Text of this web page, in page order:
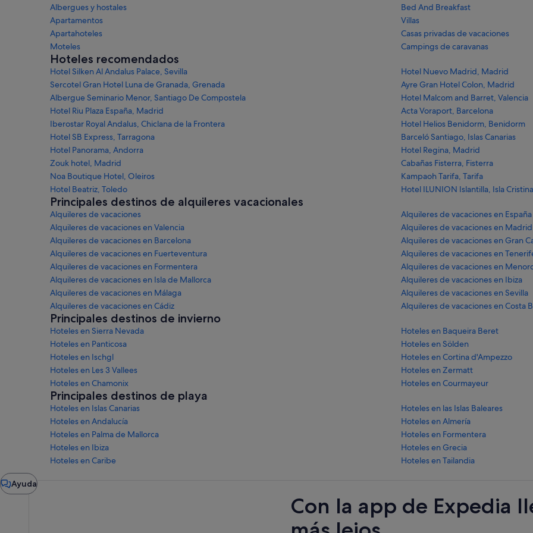
Albergues y hostales
Bed And Breakfast
Apartamentos
Villas
Apartahoteles
Casas privadas de vacaciones
Moteles
Campings de caravanas
Hoteles recomendados
Hotel Silken Al Andalus Palace, Sevilla
Hotel Nuevo Madrid, Madrid
Sercotel Gran Hotel Luna de Granada, Grenada
Ayre Gran Hotel Colon, Madrid
Albergue Seminario Menor, Santiago De Compostela
Hotel Malcom and Barret, Valencia
Hotel Riu Plaza España, Madrid
Acta Voraport, Barcelona
Iberostar Royal Andalus, Chiclana de la Frontera
Hotel Helios Benidorm, Benidorm
Hotel SB Express, Tarragona
Barceló Santiago, Islas Canarias
Hotel Panorama, Andorra
Hotel Regina, Madrid
Zouk hotel, Madrid
Cabañas Fisterra, Fisterra
Noa Boutique Hotel, Oleiros
Kampaoh Tarifa, Tarifa
Hotel Beatriz, Toledo
Hotel ILUNION Islantilla, Isla Cristina
Principales destinos de alquileres vacacionales
Alquileres de vacaciones
Alquileres de vacaciones en España
Alquileres de vacaciones en Valencia
Alquileres de vacaciones en Madrid
Alquileres de vacaciones en Barcelona
Alquileres de vacaciones en Gran
Alquileres de vacaciones en Fuerteventura
Alquileres de vacaciones en
Alquileres de vacaciones en Formentera
Alquileres de vacaciones en
Alquileres de vacaciones en Isla de Mallorca
Alquileres de vacaciones en Ibiza
Alquileres de vacaciones en Málaga
Alquileres de vacaciones en Sevilla
Alquileres de vacaciones en Cádiz
Alquileres de vacaciones en Costa
Principales destinos de invierno
Hoteles en Sierra Nevada
Hoteles en Baqueira Beret
Hoteles en Panticosa
Hoteles en Sölden
Hoteles en Ischgl
Hoteles en Cortina d'Ampezzo
Hoteles en Les 3 Vallees
Hoteles en Zermatt
Hoteles en Chamonix
Hoteles en Courmayeur
Principales destinos de playa
Hoteles en Islas Canarias
Hoteles en las Islas Baleares
Hoteles en Andalucía
Hoteles en Almería
Hoteles en Palma de Mallorca
Hoteles en Formentera
Hoteles en Ibiza
Hoteles en Grecia
Hoteles en Caribe
Hoteles en Tailandia
Ayuda
Ventana
del
Con la app de Expedia